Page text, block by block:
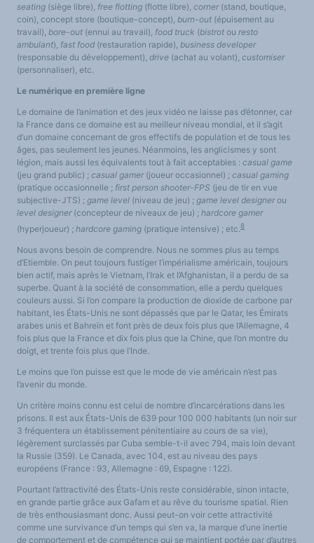
seating (siège libre), free flotting (flotte libre), corner(stand, boutique,
coin), concept store (boutique-concept), burn-out (épuisement au
travail), bore-out (ennui au travail), food truck (bistrot ou resto
ambulant), fast food (restauration rapide), business developer
(responsable du développement), drive (achat au volant), customiser
(personnaliser), etc.
Le numérique en première ligne
Le domaine de l’animation et des jeux vidéo ne laisse pas d’étonner, car
la France dans ce domaine est au meilleur niveau mondial, et il s’agit
d’un domaine concernant de gros effectifs de population et de tous les
âges, pas seulement les jeunes. Néanmoins, les anglicismes y sont
légion, mais aussi les équivalents tout à fait acceptables : casual game
(jeu grand public) ; casual gamer(joueur occasionnel) ; casual gaming
(pratique occasionnelle ; first person shooter-FPS (jeu de tir en vue
subjective-JTS) ; game level (niveau de jeu) ; game level designerou
level designer(concepteur de niveaux de jeu) ; hardcore gamer
(hyperjoueur) ; hardcore gaming (pratique intensive) ; etc.8
Nous avons besoin de comprendre. Nous ne sommes plus au temps
d’Etiemble. On peut toujours fustiger l’impérialisme américain, toujours
bien actif, mais après le Vietnam, l’Irak et l’Afghanistan, il a perdu de sa
superbe. Quant à la société de consommation, elle a perdu quelques
couleurs aussi. Si l’on compare la production de dioxide de carbone par
habitant, les États-Unis ne sont dépassés que par le Qatar, les Émirats
arabes unis et Bahreïn et font près de deux fois plus que l’Allemagne, 4
fois plus que la France et dix fois plus que la Chine, que l’on montre du
doigt, et trente fois plus que l’Inde.
Le moins que l’on puisse est que le mode de vie américain n’est pas
l’avenir du monde.
Un critère moins connu est celui de nombre d’incarcérations dans les
prisons. Il est aux États-Unis de 639 pour 100 000 habitants (un noir sur
3 fréquentera un établissement pénitentiaire au cours de sa vie),
légèrement surclassés par Cuba semble-t-il avec 794, mais loin devant
la Russie (359). Le Canada, avec 104, est au niveau des pays
européens (France : 93, Allemagne : 69, Espagne : 122).
Pourtant l’attractivité des États-Unis reste considérable, sinon intacte,
en grande partie grâce aux Gafam et au rêve du tourisme spatial. Rien
de très enthousiasmant donc. Aussi peut-on voir cette attractivité
comme une survivance d’un temps qui s’en va, la marque d’une inertie
de comportement et de compétence qui se maintient portée par d’autres